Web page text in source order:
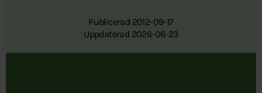
Publicerad 2012-09-17
Uppdaterad 2026-06-23